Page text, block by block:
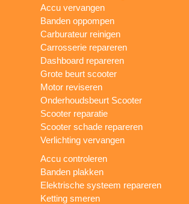
Accu vervangen
Banden oppompen
Carburateur reinigen
Carrosserie repareren
Dashboard repareren
Grote beurt scooter
Motor reviseren
Onderhoudsbeurt Scooter
Scooter reparatie
Scooter schade repareren
Verlichting vervangen
Accu controleren
Banden plakken
Elektrische systeem repareren
Ketting smeren